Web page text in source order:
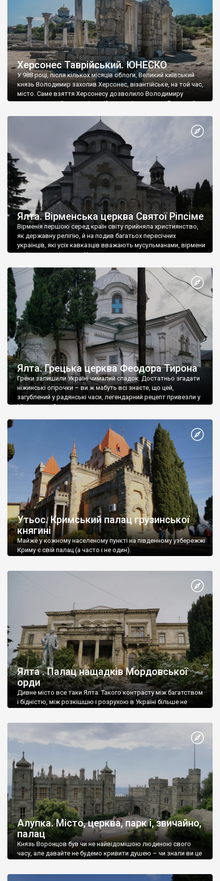
Херсонес Таврійський. ЮНЕСКО
У 988 році, після кількох місяців облоги, Великий київський
князь Володимир захопив Херсонес, візантійське, на той час,
місто. Саме взяття Херсонесу дозволило Володимиру
диктувати свої умови візантійському імператору Василю ІІ, та
Херсонесі Володимир-язичник, став Василем-християнином.
А потім було Хрещення Русі. На честь Херсонесу Таврійського
Ялта. Вірменська церква Святої Ріпсіме
Вірменія першою серед країн світу прийняла християнство,
як державну релігію, й на подив багатьох пересічних
українців, які усіх кавказців вважають мусульманами, вірмени
є відданими вірянами Христа
Ялта. Грецька церква Феодора Тирона
Греки залишили Україні чималий спадок. Достатньо згадати
ніжинські огірочки – ви ж мабуть всі знаєте, що цей,
загублений у радянські часи, легендарний рецепт привезли у
Ніжин греки?
Утьос. Кримський палац грузинської
княгині
Майже у кожному населеному пункті на південному узбережжі
Криму є свій палац (а часто і не один).
Ялта . Палац нащадків Мордовської
орди
Дивне місто все таки Ялта. Такого контрасту між багатством
і бідністю, між розкішшю і розрухою в Україні більше не
Алупка. Місто, церква, парк і, звичайно,
палац
Князь Воронцов був чи не найвідомішою людиною свого
часу, але давайте не будемо кривити душею – чи знали ви це